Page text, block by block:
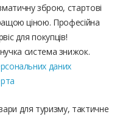
зброю, стартові
ціною. Професійна
для покупців!
система знижок.
даних
для туризму, тактичне